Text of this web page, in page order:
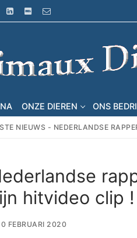
ONZE DIEREN ONS
NIEUWS - NEDERLANDSE
hitvideo clip !
FEBRUARI 2020